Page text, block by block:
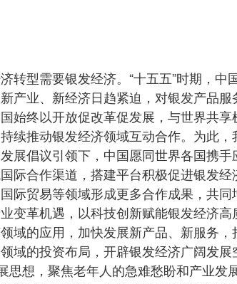
型需要银发经济。“十五五”时期，中
产业、新经济日趋紧迫，对银发产品
始终以开放促改革促发展，与世界共
续推动银发经济领域互动合作。为此
展倡议引领下，中国愿同世界各国携
际合作渠道，搭建平台积极促进银发
际贸易等领域形成更多合作成果，共
变革机遇，以科技创新赋能银发经济
域的应用，加快发展新产品、新服务
域的投资布局，开辟银发经济广阔发
思想，聚焦老年人的急难愁盼和产业发